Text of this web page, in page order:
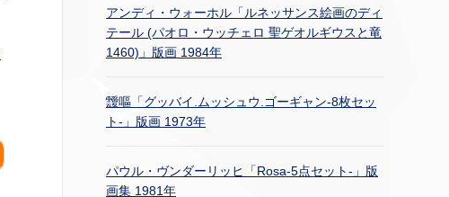
アンディ・ウォーホル「ルネッサンス絵画のディ
テール (パオロ・ウッチェロ 聖ゲオルギウスと竜
1460)」版画 1984年
靉嘔「グッバイ.ムッシュウ.ゴーギャン-8枚セッ
ト-」版画 1973年
パウル・ヴンダーリッヒ「Rosa-5点セット-」版
画集 1981年